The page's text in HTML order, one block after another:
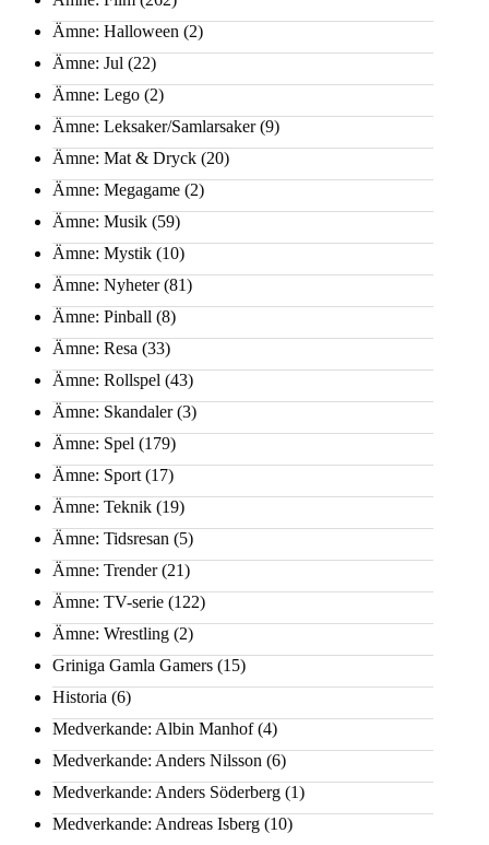
Ämne: Halloween (2)
Ämne: Jul (22)
Ämne: Lego (2)
Ämne: Leksaker/Samlarsaker(9)
Ämne: Mat & Dryck (20)
Ämne: Megagame (2)
Ämne: Musik (59)
Ämne: Mystik (10)
Ämne: Nyheter(81)
Ämne: Pinball (8)
Ämne: Resa (33)
Ämne: Rollspel (43)
Ämne: Skandaler(3)
Ämne: Spel (179)
Ämne: Sport (17)
Ämne: Teknik (19)
Ämne: Tidsresan (5)
Ämne: Trender(21)
Ämne: TV-serie (122)
Ämne: Wrestling (2)
Griniga Gamla Gamers (15)
Historia (6)
Medverkande: Albin Manhof(4)
Medverkande: Anders Nilsson (6)
Medverkande: Anders Söderberg (1)
Medverkande: Andreas Isberg (10)